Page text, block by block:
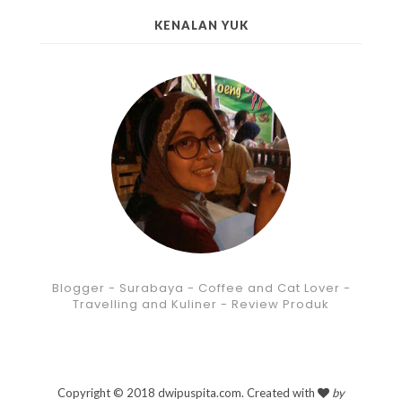
KENALAN YUK
Blogger - Surabaya - Coffee and Cat Lover -
Travelling and Kuliner - Review Produk
Copyright © 2018 dwipuspita.com. Created with by